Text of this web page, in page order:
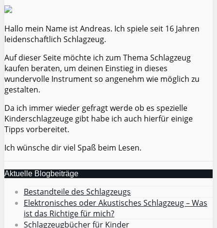
Hallo mein Name ist Andreas. Ich spiele seit 16 Jahren
leidenschaftlich Schlagzeug.
Auf dieser Seite möchte ich zum Thema Schlagzeug
kaufen beraten, um deinen Einstieg in dieses
wundervolle Instrument so angenehm wie möglich zu
gestalten.
Da ich immer wieder gefragt werde ob es spezielle
Kinderschlagzeuge gibt habe ich auch hierfür einige
Tipps vorbereitet.
Ich wünsche dir viel Spaß beim Lesen.
Aktuelle Blogbeiträge
Bestandteile des Schlagzeugs
Elektronisches oder Akustisches Schlagzeug – Was
ist das Richtige für mich?
Schlagzeugbücher für Kinder